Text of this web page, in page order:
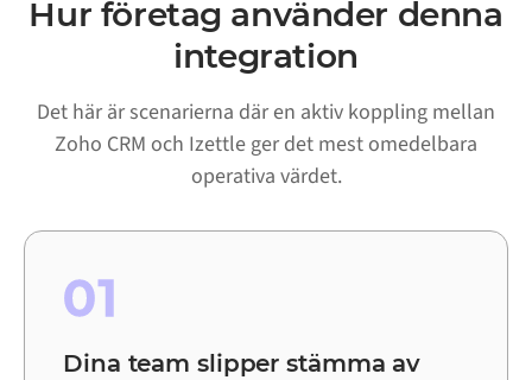
Hur företag använder denna
integration
Det här är scenarierna där en aktiv koppling mellan
Zoho CRM och Izettle ger det mest omedelbara
operativa värdet.
01
Dina team slipper stämma av